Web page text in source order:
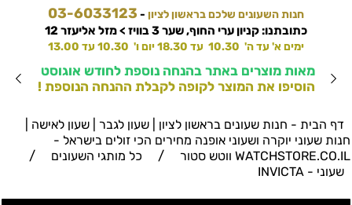
חנות השעונים שלכם בראשון לציון -
03-6033123
כתובתנו: קניון ערי החוף, שער 3 בוויז > מזל אליעזר 12
ימים א' עד ה' 10.30 עד 18.30 יום ו' 10.30 עד 13.00
מאות מוצרים באתר בהנחה נוספת לחודש אוגוסט
הוסיפו את המוצר לקופה לקבלת ההנחה הנוספת !
דף הבית - חנות שעונים בראשון לציון | שעון לגבר | שעון לאישה |
חנות שעוני יוקרה ושעוני אופנה מחירים הכי זולים בישראל -
WATCHSTORE.CO.IL ווטש סטור
/ כל מותגי השעונים /
שעוני - INVICTA